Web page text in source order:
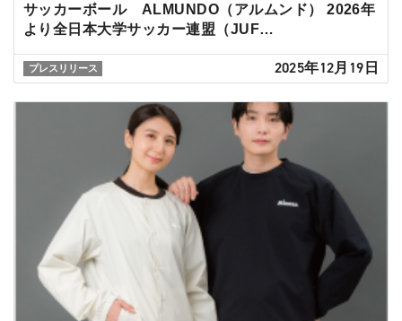
サッカーボール ALMUNDO（アルムンド） 2026年
より全日本大学サッカー連盟（JUF…
プレスリリース 2025年12月19日